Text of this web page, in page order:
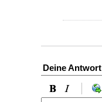
Deine Antwort